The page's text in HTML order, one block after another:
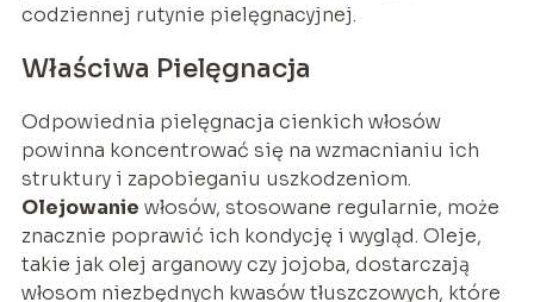
codziennej rutynie pielęgnacyjnej.
Właściwa Pielęgnacja
Odpowiednia pielęgnacja cienkich włosów
powinna koncentrować się na wzmacnianiu ich
struktury i zapobieganiu uszkodzeniom.
Olejowanie włosów, stosowane regularnie, może
znacznie poprawić ich kondycję i wygląd. Oleje,
takie jak olej arganowy czy jojoba, dostarczają
włosom niezbędnych kwasów tłuszczowych, które